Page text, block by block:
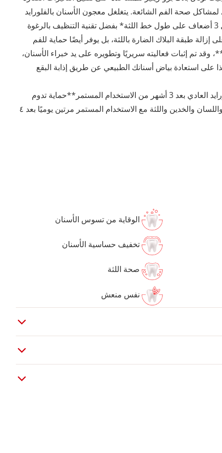
صحة الفم الشائعة. يتغلغل معجون الأسنان بالفلورايد
هذا عميقًا لإزالة البلاك بمعدل 3 أضعاف على طول خط اللثة* بفضل تقنية التنظيف بالرغوة
إزالة طبقة البلاك الضارة باللثة، بل يوفر أيضًا حماية للفم
لمدة ٢٤ ساعة**، وقد تم إثبات فعاليته سريريًا وتطويره على يد خبراء الأسنان،
على استعادة بياض أسنانك الطبيعي عن طريق إذابة البقع
*مقارنةً بمعجون أسنان الفلورايد العادي بعد 3 أشهر من الاستخدام المستمر**حماية تدوم
لمدة ٢٤ ساعة على الأسنان واللسان والخدين واللثة مع الاستخدام المستمر مرتين يوميًا بعد ٤
الوقاية من تسوس الأسنان
تخفيف حساسية الأسنان
صحة اللثة
نفس منعش